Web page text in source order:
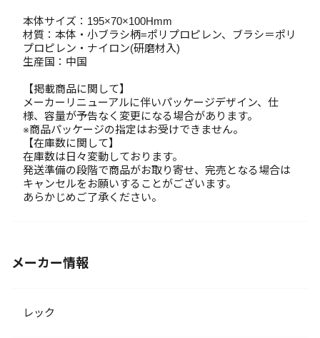
本体サイズ：195×70×100Hmm
材質：本体・小ブラシ柄=ポリプロピレン、ブラシ＝ポリ
プロピレン・ナイロン(研磨材入)
生産国：中国
【掲載商品に関して】
メーカーリニューアルに伴いパッケージデザイン、仕
様、容量が予告なく変更になる場合があります。
※商品パッケージの指定はお受けできません。
【在庫数に関して】
在庫数は日々変動しております。
発送準備の段階で商品がお取り寄せ、完売となる場合は
キャンセルをお願いすることがございます。
あらかじめご了承ください。
メーカー情報
レック